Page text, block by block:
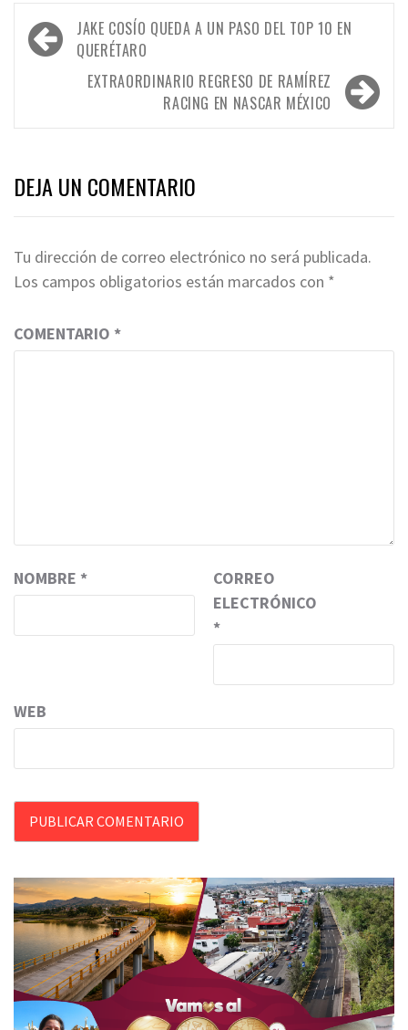
Navegación
de
entradas
JAKE COSÍO QUEDA A UN PASO DEL TOP 10 EN
QUERÉTARO
EXTRAORDINARIO REGRESO DE RAMÍREZ
RACING EN NASCAR MÉXICO
DEJA UN COMENTARIO
Tu dirección de correo electrónico no será publicada.
Los campos obligatorios están marcados con *
COMENTARIO *
NOMBRE *
CORREO
ELECTRÓNICO
*
WEB